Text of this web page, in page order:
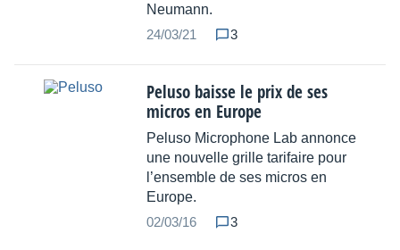
Neumann.
24/03/21
3
Peluso baisse le prix de ses
micros en Europe
Peluso Microphone Lab annonce
une nouvelle grille tarifaire pour
l’ensemble de ses micros en
Europe.
02/03/16
3